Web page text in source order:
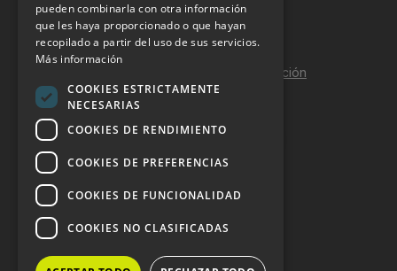
Política de Privacidad
Política de Cookies
Política de calidad y seguridad de la información
Contacto
DOSSIER Y CONTRATACIÓN
Dossier 2026 (ES)
Dossier 2026 (EN)
pueden combinarla con otra información
que les haya proporcionado o que hayan
recopilado a partir del uso de sus servicios.
Más información
COOKIES ESTRICTAMENTE
NECESARIAS
COOKIES DE RENDIMIENTO
COOKIES DE PREFERENCIAS
COOKIES DE FUNCIONALIDAD
COOKIES NO CLASIFICADAS